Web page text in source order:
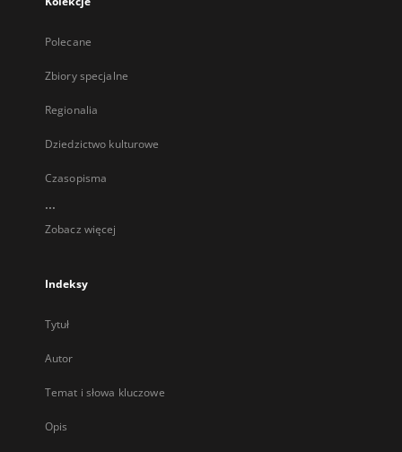
Polecane
Zbiory specjalne
Regionalia
Dziedzictwo kulturowe
Czasopisma
...
Zobacz więcej
Indeksy
Tytuł
Autor
Temat i słowa kluczowe
Opis